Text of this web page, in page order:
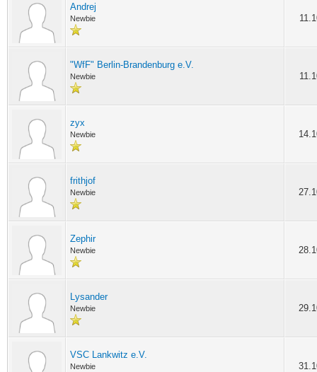
Andrej
Newbie
"WfF" Berlin-Brandenburg e.V.
Newbie
zyx
Newbie
frithjof
Newbie
Zephir
Newbie
Lysander
Newbie
VSC Lankwitz e.V.
Newbie